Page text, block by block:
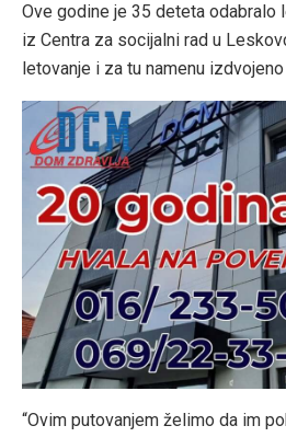
Ove godine je 35 deteta odabralo
iz Centra za socijalni rad u
letovanje i za tu namenu
“Ovim putovanjem želimo da im